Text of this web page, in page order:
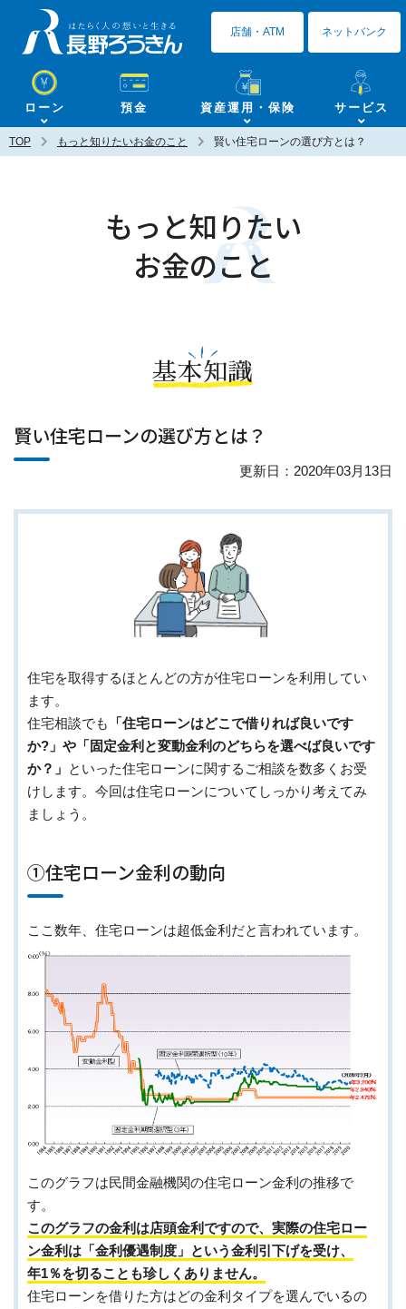
ローン 預金 資産運用・保険 サービス
店舗・ATM ネットバンク
TOP もっと知りたいお金のこと 賢い住宅ローンの選び方とは？
もっと知りたい
お金のこと
基本知識
賢い住宅ローンの選び方とは？
更新日：2020年03月13日
住宅を取得するほとんどの方が住宅ローンを利用してい
ます。
住宅相談でも
「住宅ローンはどこで借りれば良いです
か?」や「固定金利と変動金利のどちらを選べば良いです
か？」 といった住宅ローンに関するご相談を数多くお受
けします。今回は住宅ローンについてしっかり考えてみ
ましょう。
①住宅ローン金利の動向
ここ数年、住宅ローンは超低金利だと言われています。
このグラフは民間金融機関の住宅ローン金利の推移で
す。
このグラフの金利は店頭金利ですので、実際の住宅ロー
ン金利は「金利優遇制度」という金利引下げを受け、
年1％を切ることも珍しくありません。
住宅ローンを借りた方はどの金利タイプを選んでいるの